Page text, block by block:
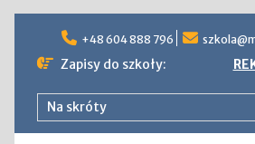
content
+48 604 888 796
Zapisy do szkoły:
Na skróty